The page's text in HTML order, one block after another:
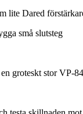
lite Dared
små slutsteg
groteskt stor VP-